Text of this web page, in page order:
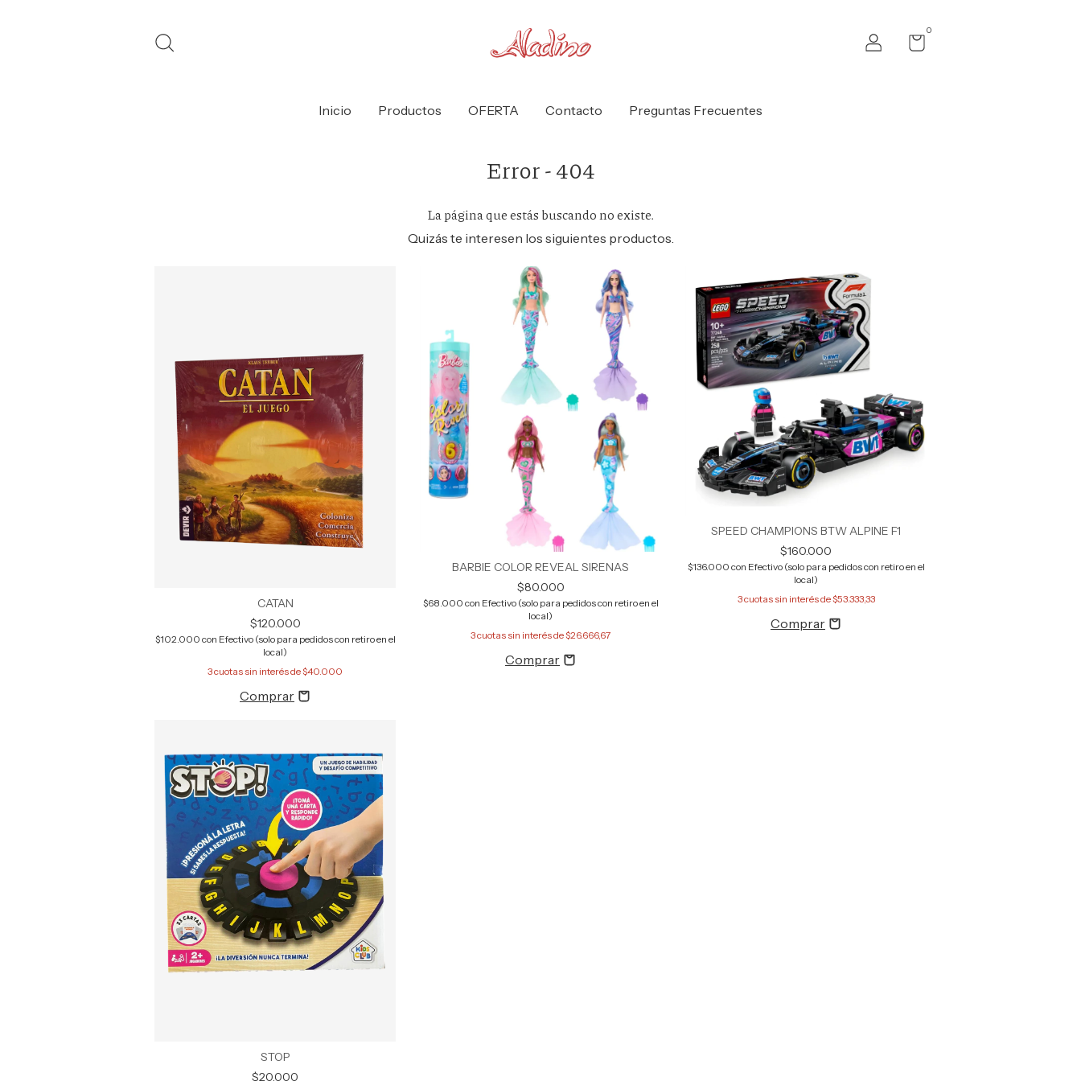
0
Inicio Productos OFERTA Contacto Preguntas Frecuentes
Error - 404
La página que estás buscando no existe.
Quizás te interesen los siguientes productos.
CATAN
$120.000
$102.000 con Efectivo (solo para pedidos con retiro en el
local)
3cuotas sin interés de$40.000
BARBIE COLOR REVEAL SIRENAS
$80.000
$68.000 con Efectivo (solo para pedidos con retiro en el
local)
3cuotas sin interés de$26.666,67
SPEED CHAMPIONS BTW ALPINE F1
$160.000
$136.000 con Efectivo (solo para pedidos con retiro en el
local)
3cuotas sin interés de$53.333,33
STOP
$20.000